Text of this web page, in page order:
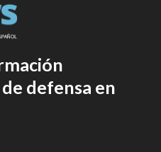
defensa en